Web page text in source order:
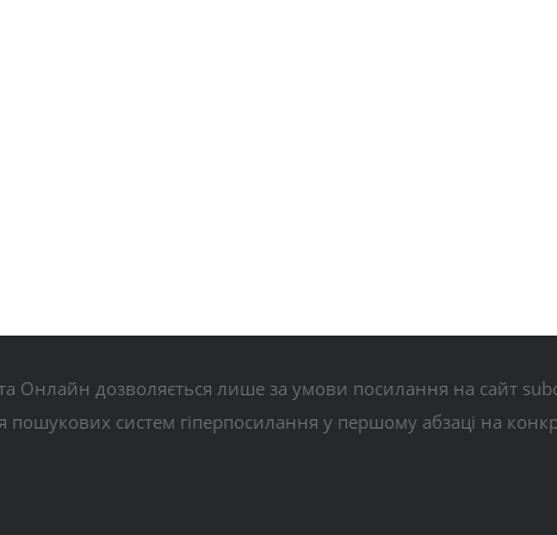
Онлайн дозволяється лише за умови посилання на сайт
пошукових систем гіперпосилання у першому абзаці на